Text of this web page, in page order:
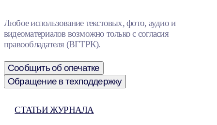
Любое использование текстовых, фото, аудио и
видеоматериалов возможно только с согласия
правообладателя (ВГТРК).
Сообщить об опечатке
Обращение в техподдержку
СТАТЬИ ЖУРНАЛА